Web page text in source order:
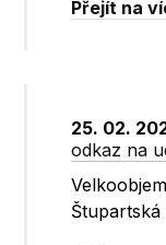
Přejít na
25. 02.
odkaz na
Štupartská